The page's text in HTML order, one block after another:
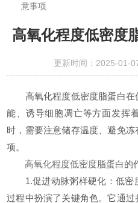
意事项
高氧化程度低密度
更新时间：2025-
高氧化程度低密度脂蛋白在
能、诱导细胞凋亡等方面发挥
时，需要注意储存温度、避免
项。
高氧化程度低密度脂蛋白的
1.促进动脉粥样硬化：低密
过程中扮演了关键角色。它通